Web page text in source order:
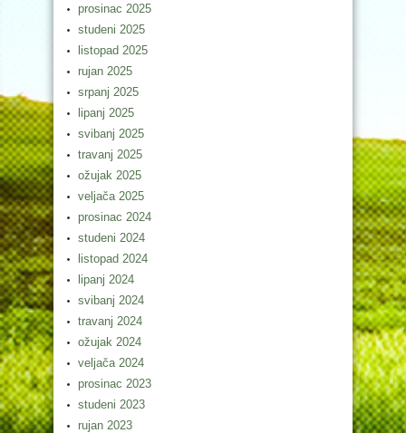
prosinac 2025
studeni 2025
listopad 2025
rujan 2025
srpanj 2025
lipanj 2025
svibanj 2025
travanj 2025
ožujak 2025
veljača 2025
prosinac 2024
studeni 2024
listopad 2024
lipanj 2024
svibanj 2024
travanj 2024
ožujak 2024
veljača 2024
prosinac 2023
studeni 2023
rujan 2023